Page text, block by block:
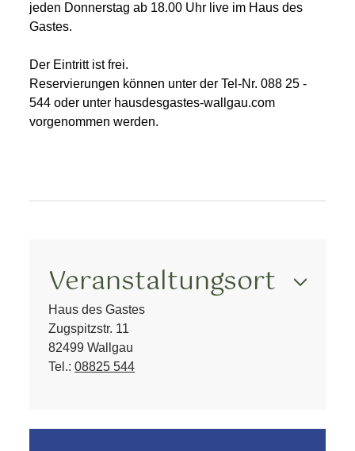
jeden Donnerstag ab 18.00 Uhr live im Haus des
Gastes.
Der Eintritt ist frei.
Reservierungen können unter der Tel-Nr. 088 25 -
544 oder unter hausdesgastes-wallgau.com
vorgenommen werden.
Veranstaltungsort
Haus des Gastes
Zugspitzstr. 11
82499 Wallgau
Tel.:08825 544